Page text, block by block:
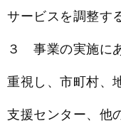
サービスを調整す
３ 事業の実施に
重視し、市町村、
支援センター、他